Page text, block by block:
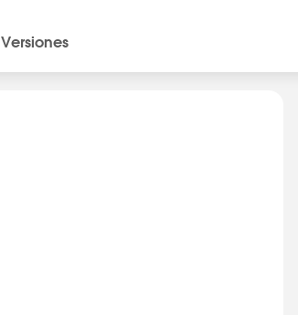
Versiones